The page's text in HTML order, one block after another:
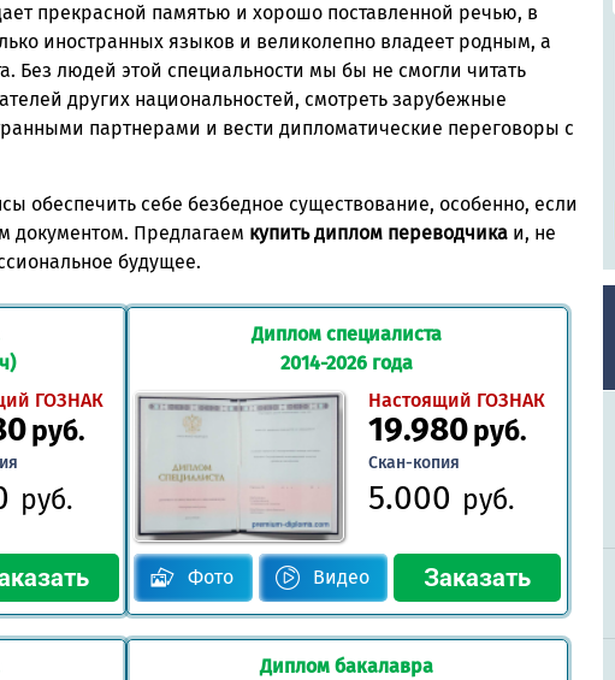
прекрасной памятью и хорошо поставленной речью, в
иностранных языков и великолепно владеет родным, а
Без людей этой специальности мы бы не смогли читать
других национальностей, смотреть зарубежные
партнерами и вести дипломатические переговоры с
обеспечить себе безбедное существование, особенно, если
документом. Предлагаем купить диплом переводчикаи, не
будущее.
ГОЗНАК
руб.
руб.
Диплом специалиста
2014-2026 года
Настоящий ГОЗНАК
19.980руб.
Скан-копия
5.000 руб.
Фото Видео
Диплом бакалавра